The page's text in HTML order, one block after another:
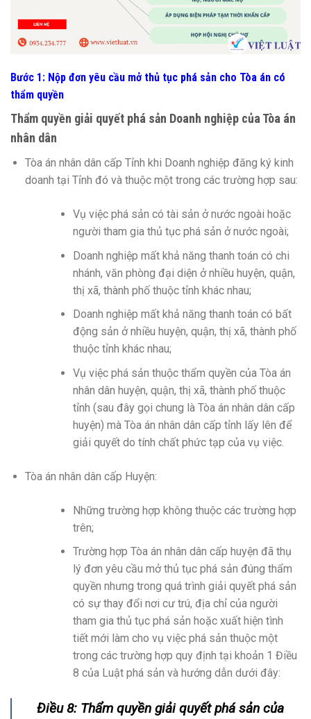
Bước 1: Nộp đơn yêu cầu mở thủ tục phá sản cho Tòa án có
thẩm quyền
Thẩm quyền giải quyết phá sản Doanh nghiệp của Tòa án
nhân dân
Tòa án nhân dân cấp Tỉnh khi Doanh nghiệp đăng ký kinh
doanh tại Tỉnh đó và thuộc một trong các trường hợp sau:
Vụ việc phá sản có tài sản ở nước ngoài hoặc
người tham gia thủ tục phá sản ở nước ngoài;
Doanh nghiệp mất khả năng thanh toán có chi
nhánh, văn phòng đại diện ở nhiều huyện, quận,
thị xã, thành phố thuộc tỉnh khác nhau;
Doanh nghiệp mất khả năng thanh toán có bất
động sản ở nhiều huyện, quận, thị xã, thành phố
thuộc tỉnh khác nhau;
Vụ việc phá sản thuộc thẩm quyền của Tòa án
nhân dân huyện, quận, thị xã, thành phố thuộc
tỉnh (sau đây gọi chung là Tòa án nhân dân cấp
huyện) mà Tòa án nhân dân cấp tỉnh lấy lên để
giải quyết do tính chất phức tạp của vụ việc.
Tòa án nhân dân cấp Huyện:
Những trường hợp không thuộc các trường hợp
trên;
Trường hợp Tòa án nhân dân cấp huyện đã thụ
lý đơn yêu cầu mở thủ tục phá sản đúng thẩm
quyền nhưng trong quá trình giải quyết phá sản
có sự thay đổi nơi cư trú, địa chỉ của người
tham gia thủ tục phá sản hoặc xuất hiện tình
tiết mới làm cho vụ việc phá sản thuộc một
trong các trường hợp quy định tại khoản 1 Điều
8 của Luật phá sản và hướng dẫn dưới đây:
Điều 8: Thẩm quyền giải quyết phá sản của